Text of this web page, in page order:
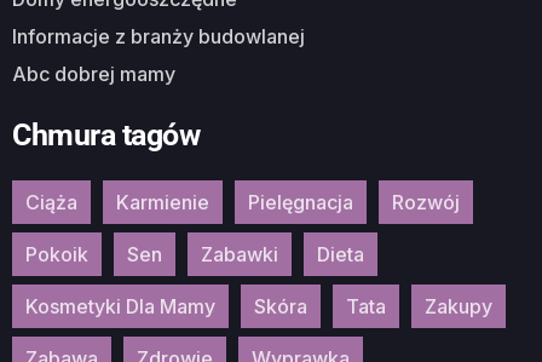
Informacje z branży budowlanej
Abc dobrej mamy
Chmura tagów
Ciąża Karmienie Pielęgnacja Rozwój
Pokoik Sen Zabawki Dieta
Kosmetyki Dla Mamy Skóra Tata Zakupy